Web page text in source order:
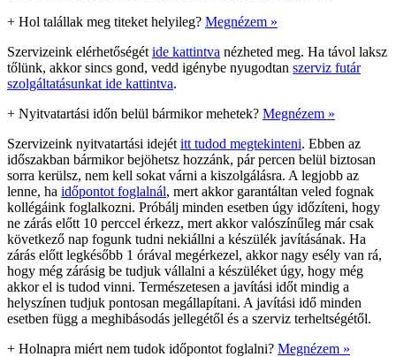
+ Hol talállak meg titeket helyileg? Megnézem »
Szervizeink elérhetőségét ide kattintva nézheted meg. Ha távol laksz
tőlünk, akkor sincs gond, vedd igénybe nyugodtan szerviz futár
szolgáltatásunkat ide kattintva.
+ Nyitvatartási időn belül bármikor mehetek? Megnézem »
Szervizeink nyitvatartási idejét itt tudod megtekinteni. Ebben az
időszakban bármikor bejöhetsz hozzánk, pár percen belül biztosan
sorra kerülsz, nem kell sokat várni a kiszolgálásra. A legjobb az
lenne, ha időpontot foglalnál, mert akkor garantáltan veled fognak
kollégáink foglalkozni. Próbálj minden esetben úgy időzíteni, hogy
ne zárás előtt 10 perccel érkezz, mert akkor valószínűleg már csak
következő nap fogunk tudni nekiállni a készülék javításának. Ha
zárás előtt legkésőbb 1 órával megérkezel, akkor nagy esély van rá,
hogy még zárásig be tudjuk vállalni a készüléket úgy, hogy még
akkor el is tudod vinni. Természetesen a javítási időt mindig a
helyszínen tudjuk pontosan megállapítani. A javítási idő minden
esetben függ a meghibásodás jellegétől és a szerviz terheltségétől.
+ Holnapra miért nem tudok időpontot foglalni? Megnézem »